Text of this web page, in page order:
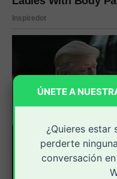
ÚNETE A
¿Quieres estar
perderte
conversación